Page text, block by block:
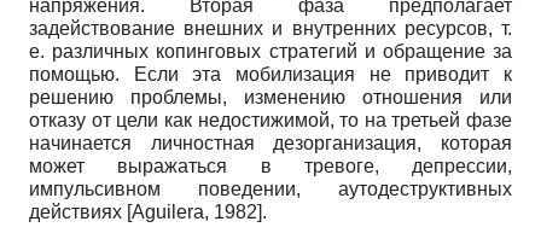
напряжения. Вторая фаза предполагает
задействование внешних и внутренних ресурсов, т.
е. различных копинговых стратегий и обращение за
помощью. Если эта мобилизация не приводит к
решению проблемы, изменению отношения или
отказу от цели как недостижимой, то на третьей фазе
начинается личностная дезорганизация, которая
может выражаться в тревоге, депрессии,
импульсивном поведении, аутодеструктивных
действиях [Aguilera, 1982].